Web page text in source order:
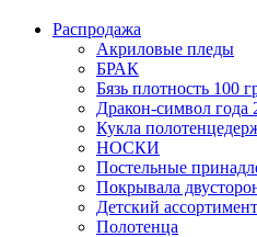
Распродажа
Акриловые пледы
БРАК
Бязь плотность 100
Дракон-символ года
Кукла
НОСКИ
Постельные
Покрывала
Детский ассортимент
Полотенца